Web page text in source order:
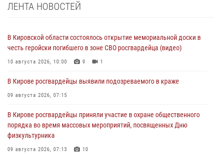
ЛЕНТА НОВОСТЕЙ
В Кировской области состоялось открытие мемориальной доски в
честь геройски погибшего в зоне СВО росгвардейца (видео)
10 августа 2026, 10:00 9 1
В Кирове росгвардейцы выявили подозреваемого в краже
09 августа 2026, 07:15
В Кирове росгвардейцы приняли участие в охране общественного
порядка во время массовых мероприятий, посвященных Дню
физкультурника
09 августа 2026, 07:13 10